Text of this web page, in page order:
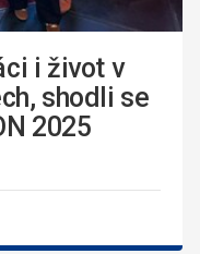
i život v
shodli se
2025